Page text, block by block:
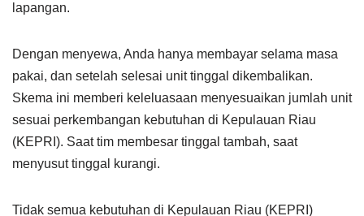
lapangan.
Dengan menyewa, Anda hanya membayar selama masa
pakai, dan setelah selesai unit tinggal dikembalikan.
Skema ini memberi keleluasaan menyesuaikan jumlah unit
sesuai perkembangan kebutuhan di Kepulauan Riau
(KEPRI). Saat tim membesar tinggal tambah, saat
menyusut tinggal kurangi.
Tidak semua kebutuhan di Kepulauan Riau (KEPRI)